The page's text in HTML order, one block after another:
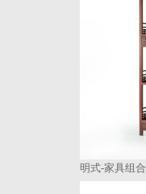
明式-家具组合